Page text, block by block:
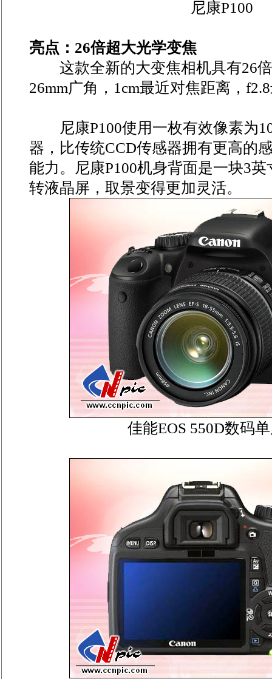
尼康P100
亮点：26倍超大光学变焦
这款全新的大变焦相机具有26倍
26mm广角，1cm最近对焦距离，
尼康P100使用一枚有效像素为
器，比传统CCD传感器拥有更高的
能力。尼康P100机身背面是一块3
转液晶屏，取景变得更加灵活。
佳能EOS 550D数码